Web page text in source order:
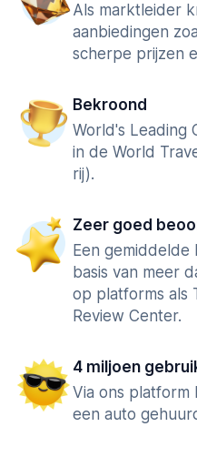
Als marktleider
aanbiedingen
scherpe prijzen
Bekroond
World's Leading
in de World
rij).
Zeer goed
Een
basis van meer
op platforms als
Review Center.
4 miljoen
Via ons platform
een auto